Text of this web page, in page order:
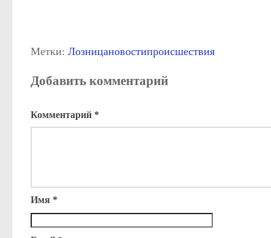
Метки: Лозницановостипроисшествия
Добавить комментарий
Комментарий *
Имя *